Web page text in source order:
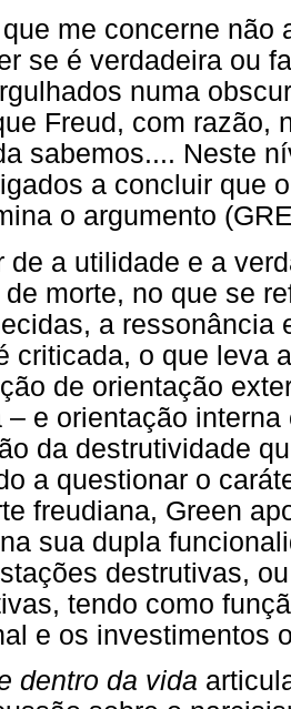
me concerne não
se é verdadeira ou
numa
Freud, com razão,
sabemos.... Neste
a concluir que
o argumento
de a utilidade e a
morte, no que se
a ressonância
criticada, o que leva
de orientação
– e orientação
da destrutividade
a questionar o
freudiana, Green
sua dupla
destrutivas,
tendo como
e os investimentos
dentro da vida